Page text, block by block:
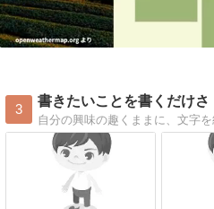
3
書きたいことを書くだけさ